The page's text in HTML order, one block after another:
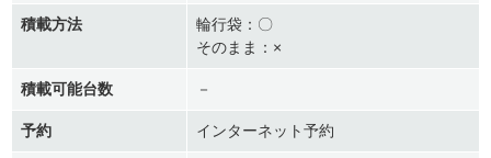
積載方法
輪行袋：〇
そのまま：×
積載可能台数 －
予約 インターネット予約